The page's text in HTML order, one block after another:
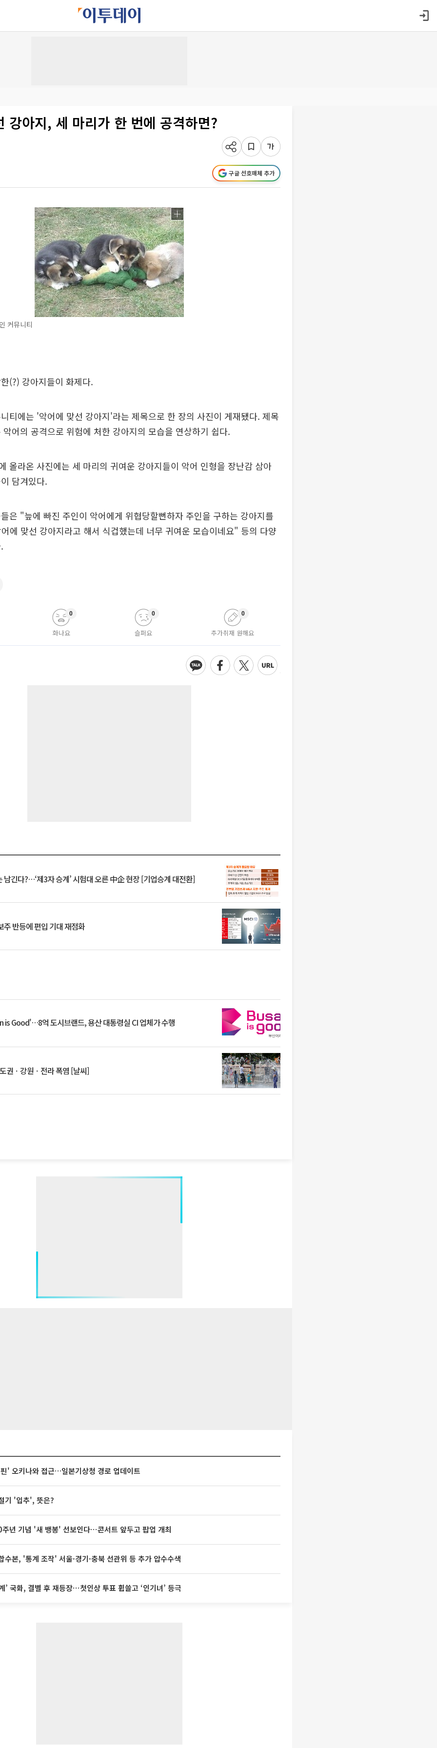
강아지, 세 마리가 한 번에 공격하면?
구글 선호매체 추가
커뮤니티
(?) 강아지들이 화제다.
티에는 '악어에 맞선 강아지'라는 제목으로 한 장의 사진이 게재됐다. 제목
어의 공격으로 위험에 처한 강아지의 모습을 연상하기 쉽다.
올라온 사진에는 세 마리의 귀여운 강아지들이 악어 인형을 장난감 삼아
담겨있다.
은 "늪에 빠진 주인이 악어에게 위협당할뻔하자 주인을 구하는 강아지를
에 맞선 강아지라고 해서 식겁했는데 너무 귀여운 모습이네요" 등의 다양
화나요
0
슬퍼요
0
추가취재 원해요
0
남긴다?…‘제3자 승계’ 시험대 오른 中企 현장 [기업승계 대전환]
반등에 편입 기대 재점화
is Good'…8억 도시브랜드, 용산 대통령실 CI 업체가 수행
권ㆍ강원ㆍ전라 폭염 [날씨]
' 오키나와 접근…일본기상청 경로 업데이트
기 '입추', 뜻은?
년 기념 '새 뱅봉' 선보인다⋯콘서트 앞두고 팝업 개최
수본, '통계 조작' 서울·경기·충북 선관위 등 추가 압수수색
’ 국화, 결별 후 재등장⋯첫인상 투표 휩쓸고 ‘인기녀’ 등극